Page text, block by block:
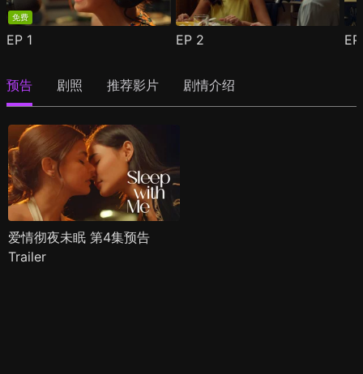
免费
EP 1 EP 2
预告 剧照 推荐影片 剧情介绍
爱情彻夜未眠 第4集预告
Trailer